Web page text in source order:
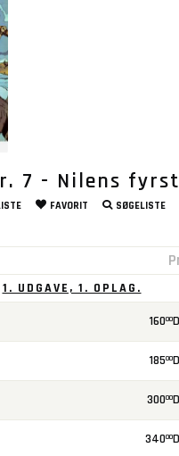
7 - Nilens
FAVORIT SØGELISTE
1. UDGAVE, 1. OPLAG.
16000
18500
30000
34000